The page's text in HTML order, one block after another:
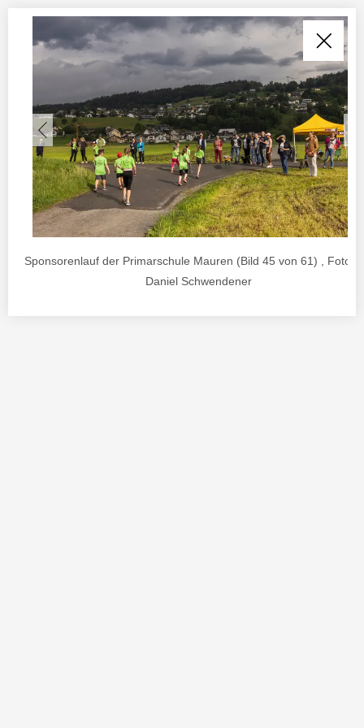
Sponsorenlauf der Primarschule Mauren (Bild 45 von 61) , Foto
Daniel Schwendener